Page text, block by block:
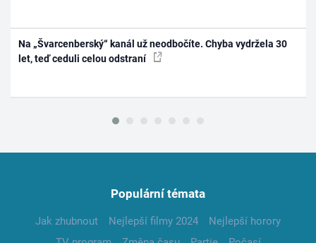
Na „Švarcenberský“ kanál už neodbočíte. Chyba vydržela 30
let, teď ceduli celou odstraní
Populární témata
Jak zhubnout Nejlepší filmy 2024
Nejlepší horory